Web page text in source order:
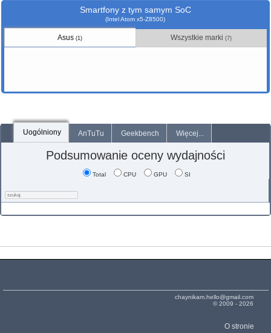
Smartfony z tym samym SoC
(Intel Atom x5-Z8500)
Asus(1) Wszystkie marki(7)
Uogólniony AnTuTu Geekbench Więcej...
Podsumowanie oceny wydajności
Total CPU GPU SI
chaynikam.hello@gmail.com
© 2009 - 2026
O stronie